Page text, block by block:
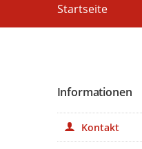
Startseite
Informationen
Kontakt